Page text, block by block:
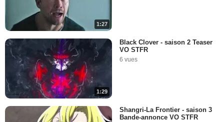
1:27
1:29
Black Clover - saison 2 Teaser
VO STFR
6 vues
Shangri-La Frontier - saison 3
Bande-annonce VO STFR